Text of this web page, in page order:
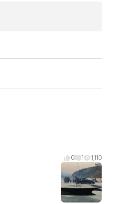
0 1 1,110